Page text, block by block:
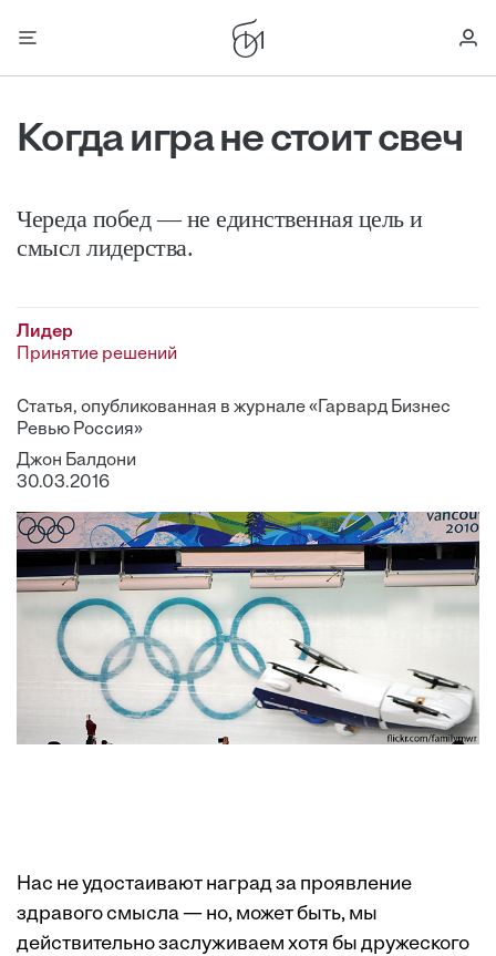
Когда игра не стоит свеч
Череда побед — не единственная цель и
смысл лидерства.
Лидер
Принятие решений
Статья, опубликованная в журнале «Гарвард Бизнес
Ревью Россия»
Джон Балдони
30.03.2016
Нас не удостаивают наград за проявление
здравого смысла — но, может быть, мы
действительно заслуживаем хотя бы дружеского